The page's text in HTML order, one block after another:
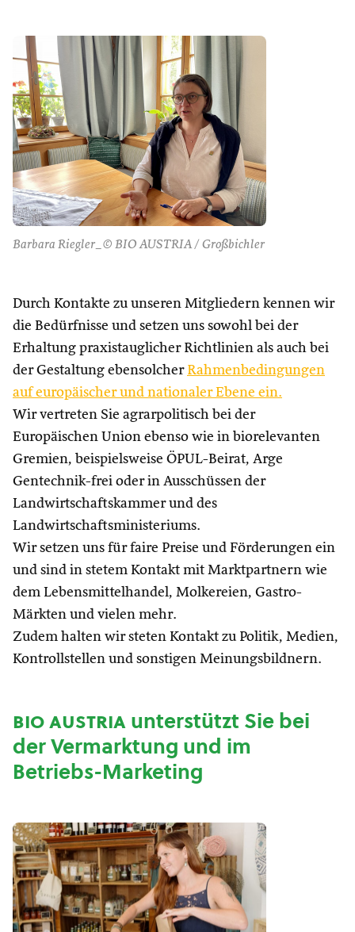
Barbara Riegler_© BIO AUSTRIA / Großbichler
Durch Kontakte zu unseren Mitgliedern kennen wir
die Bedürfnisse und setzen uns sowohl bei der
Erhaltung praxistauglicher Richtlinien als auch bei
der Gestaltung ebensolcher Rahmenbedingungen
auf europäischer und nationaler Ebene ein.
Wir vertreten Sie agrarpolitisch bei der
Europäischen Union ebenso wie in biorelevanten
Gremien, beispielsweise ÖPUL-Beirat, Arge
Gentechnik-frei oder in Ausschüssen der
Landwirtschaftskammer und des
Landwirtschaftsministeriums.
Wir setzen uns für faire Preise und Förderungen ein
und sind in stetem Kontakt mit Marktpartnern wie
dem Lebensmittelhandel, Molkereien, Gastro-
Märkten und vielen mehr.
Zudem halten wir steten Kontakt zu Politik, Medien,
Kontrollstellen und sonstigen Meinungsbildnern.
bio austriaunterstützt Sie bei
der Vermarktung und im
Betriebs-Marketing